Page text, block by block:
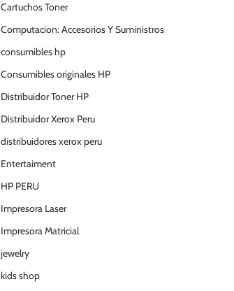
Cartuchos Toner
Computacion: Accesorios Y Suministros
consumibles hp
Consumibles originales HP
Distribuidor Toner HP
Distribuidor Xerox Peru
distribuidores xerox peru
Entertaiment
HP PERU
Impresora Laser
Impresora Matricial
jewelry
kids shop